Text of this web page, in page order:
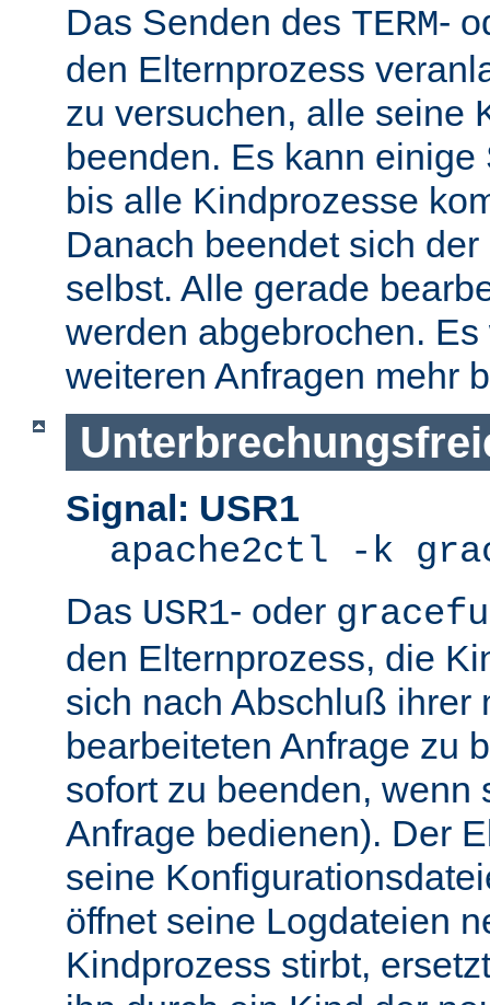
Das Senden des TERM-
den Elternprozess
zu versuchen, alle seine
beenden. Es kann
bis alle Kindprozesse
Danach beendet sich
selbst. Alle gerade
werden abgebrochen.
weiteren Anfragen mehr
Signal: USR1
apache2ctl -k
Das USR1- oder
den Elternprozess, die
sich nach Abschluß ihrer
bearbeiteten Anfrage zu
sofort zu beenden, wenn
Anfrage bedienen). Der
seine
öffnet seine Logdateien
Kindprozess stirbt,